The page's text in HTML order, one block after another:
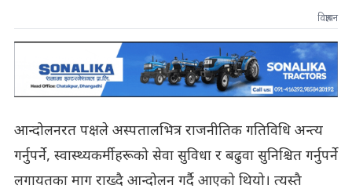
विज्ञापन
आन्दोलनरत पक्षले अस्पतालभित्र राजनीतिक गतिविधि अन्त्य
गर्नुपर्ने, स्वास्थ्यकर्मीहरूको सेवा सुविधा र बढुवा सुनिश्चित गर्नुपर्ने
लगायतका माग राख्दै आन्दोलन गर्दै आएको थियो। त्यस्तै